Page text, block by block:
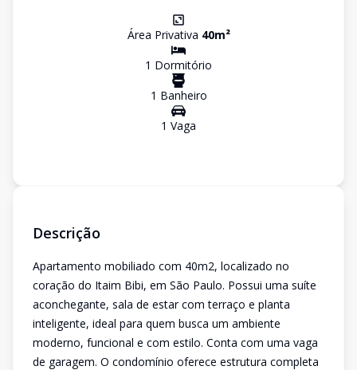
Área Privativa 40m²
1 Dormitório
1 Banheiro
1 Vaga
Descrição
Apartamento mobiliado com 40m2, localizado no
coração do Itaim Bibi, em São Paulo. Possui uma suíte
aconchegante, sala de estar com terraço e planta
inteligente, ideal para quem busca um ambiente
moderno, funcional e com estilo. Conta com uma vaga
de garagem. O condomínio oferece estrutura completa